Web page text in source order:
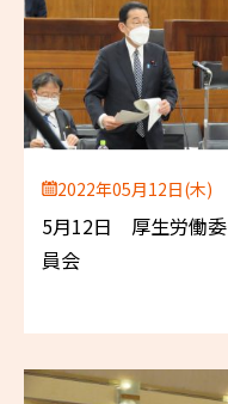
2022年05月12日(木)
5月12日 厚生労働委
員会